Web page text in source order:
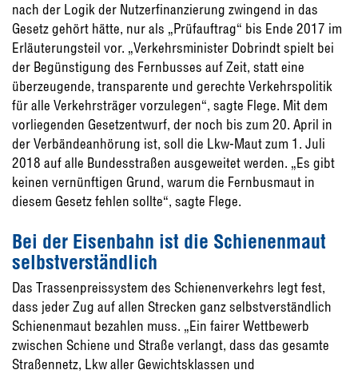
nach der Logik der Nutzerfinanzierung zwingend in das
Gesetz gehört hätte, nur als „Prüfauftrag“ bis Ende 2017 im
Erläuterungsteil vor. „Verkehrsminister Dobrindt spielt bei
der Begünstigung des Fernbusses auf Zeit, statt eine
überzeugende, transparente und gerechte Verkehrspolitik
für alle Verkehrsträger vorzulegen“, sagte Flege. Mit dem
vorliegenden Gesetzentwurf, der noch bis zum 20. April in
der Verbändeanhörung ist, soll die Lkw-Maut zum 1. Juli
2018 auf alle Bundesstraßen ausgeweitet werden. „Es gibt
keinen vernünftigen Grund, warum die Fernbusmaut in
diesem Gesetz fehlen sollte“, sagte Flege.
Bei der Eisenbahn ist die Schienenmaut
selbstverständlich
Das Trassenpreissystem des Schienenverkehrs legt fest,
dass jeder Zug auf allen Strecken ganz selbstverständlich
Schienenmaut bezahlen muss. „Ein fairer Wettbewerb
zwischen Schiene und Straße verlangt, dass das gesamte
Straßennetz, Lkw aller Gewichtsklassen und